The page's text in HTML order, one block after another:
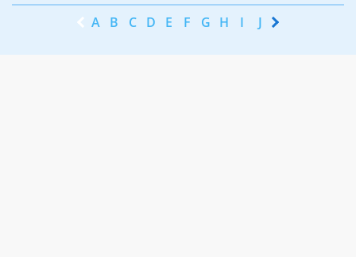
A B C D E F G H I J K